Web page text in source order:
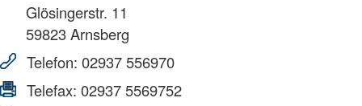
Glösingerstr. 11
59823Arnsberg
Telefon: 02937 556970
Telefax: 02937 5569752